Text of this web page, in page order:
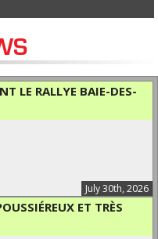
LE RALLYE BAIE-DES-
July 30th, 2026
ET TRÈS